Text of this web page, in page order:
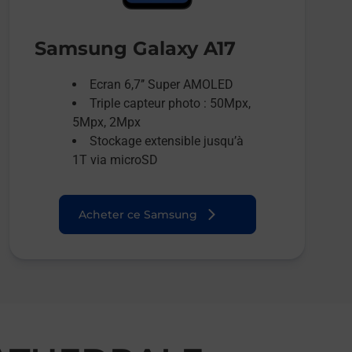
Samsung Galaxy A17
Ecran 6,7’’ Super AMOLED
Triple capteur photo : 50Mpx,
5Mpx, 2Mpx
Stockage extensible jusqu’à
1T via microSD
Acheter ce Samsung